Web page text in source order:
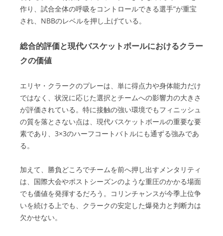
作り、試合全体の呼吸をコントロールできる選手”が重宝
され、NBBのレベルを押し上げている。
総合的評価と現代バスケットボールにおけるクラー
クの価値
エリヤ・クラークのプレーは、単に得点力や身体能力だけ
ではなく、状況に応じた選択とチームへの影響力の大きさ
が評価されている。特に接触の強い環境でもフィニッシュ
の質を落とさない点は、現代バスケットボールの重要な要
素であり、3×3のハーフコートバトルにも通ずる強みであ
る。
加えて、勝負どころでチームを前へ押し出すメンタリティ
は、国際大会やポストシーズンのような重圧のかかる場面
でも価値を発揮するだろう。コリンチャンスが今季上位争
いを続ける上でも、クラークの安定した爆発力と判断力は
欠かせない。